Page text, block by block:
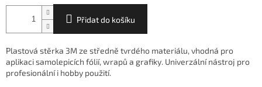
Přidat do košíku
Plastová stěrka 3M ze středně tvrdého materiálu, vhodná pro
aplikaci samolepicích fólií, wrapů a grafiky. Univerzální nástroj pro
profesionální i hobby použití.